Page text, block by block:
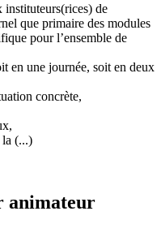
instituteurs(rices) de
que primaire des modules
pour l’ensemble de
en une journée, soit en deux
concrète,
la (...)
animateur